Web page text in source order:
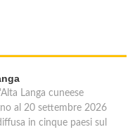
Langa cuneese
al 20 settembre 2026
in cinque paesi sul